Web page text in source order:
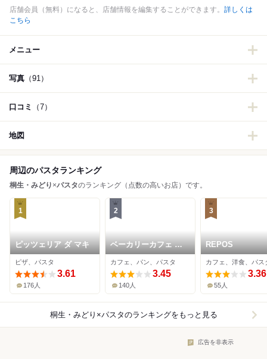
店舗会員（無料）になると、店舗情報を編集することができます。 詳しくは
こちら
メニュー
写真 （91）
口コミ （7）
地図
周辺のパスタランキング
桐生・みどり ×パスタのランキング（点数の高いお店）です。
1
ピッツェリア ダ マキ
ピザ、パスタ
3.61
176人
2
ベーカリーカフェ レ
ンガ
カフェ、パン、パスタ
3.45
140人
3
REPOS
カフェ、洋食、パス
3.36
55人
桐生・みどり×パスタのランキングをもっと見る
広告を非表示